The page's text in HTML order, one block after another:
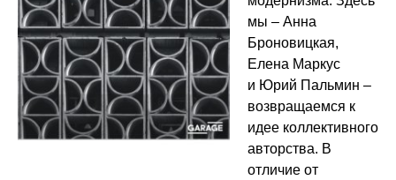
мы – Анна
Броновицкая,
Елена Маркус
и Юрий Пальмин –
возвращаемся к
идее коллективного
авторства. В
отличие от